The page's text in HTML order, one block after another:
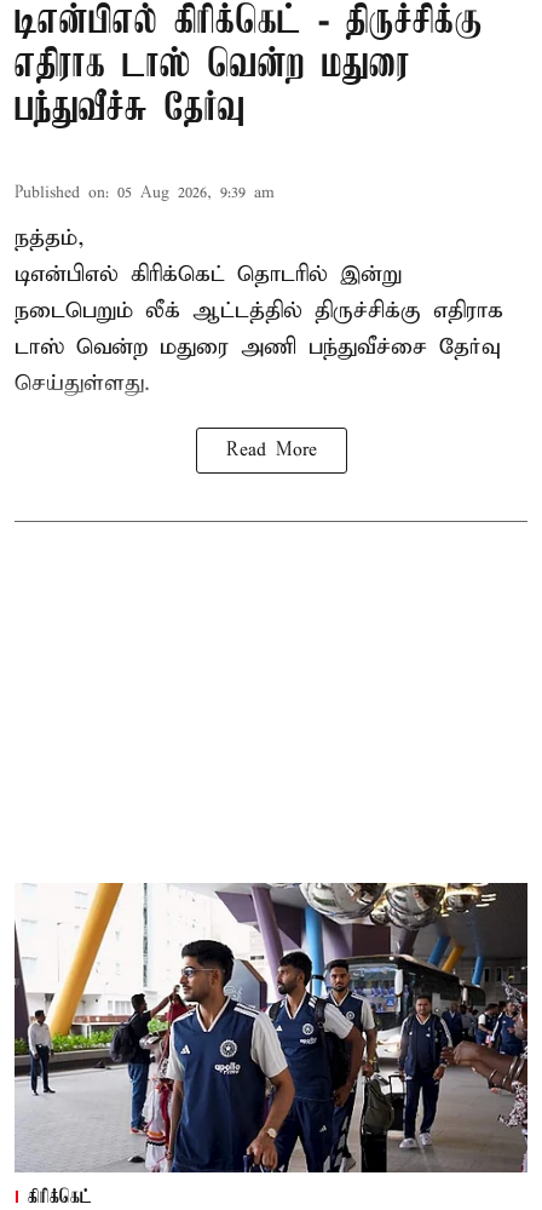
டிஎன்பிஎல் கிரிக்கெட் - திருச்சிக்கு
எதிராக டாஸ் வென்ற மதுரை
பந்துவீச்சு தேர்வு
Published on: 05 Aug 2026, 9:39 am
நத்தம்,
டிஎன்பிஎல் கிரிக்கெட் தொடரில் இன்று
நடைபெறும் லீக் ஆட்டத்தில் திருச்சிக்கு எதிராக
டாஸ் வென்ற மதுரை அணி பந்துவீச்சை தேர்வு
செய்துள்ளது.
Read More
கிரிக்கெட்